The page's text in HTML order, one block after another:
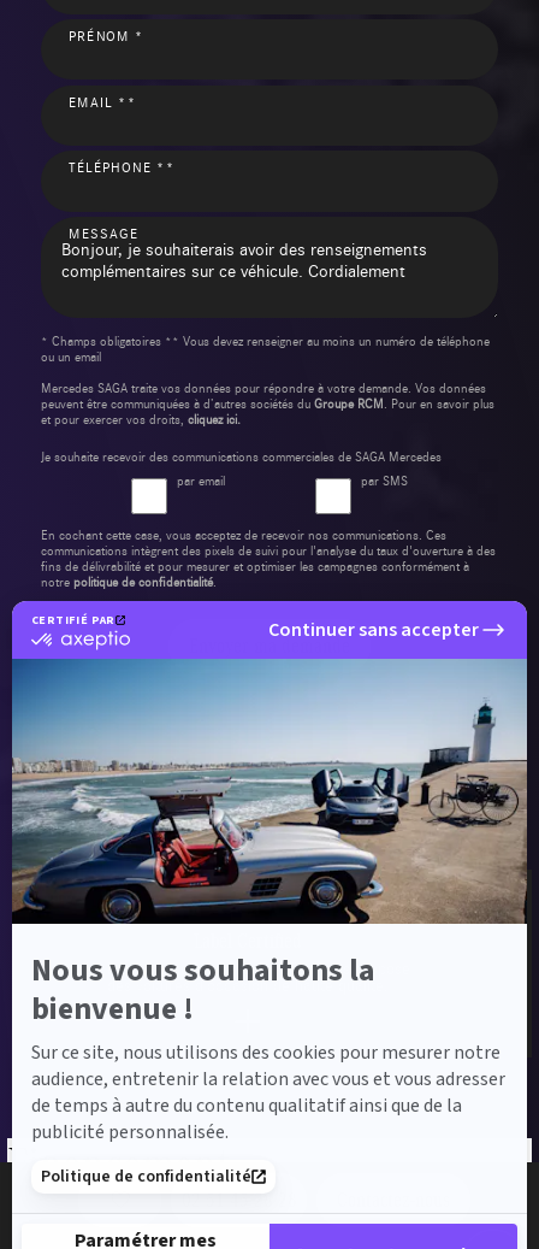
CERTIFIÉ PAR
certifié
sur
Axeptio
Continuer sans accepter
Nous vous souhaitons la
bienvenue !
Sur ce site, nous utilisons des cookies pour mesurer notre
audience, entretenir la relation avec vous et vous adresser
de temps à autre du contenu qualitatif ainsi que de la
publicité personnalisée.
Politique de confidentialité
Paramétrer mes
02 51 45 28 28
PRÉNOM *
EMAIL **
TÉLÉPHONE **
MESSAGE
* Champs obligatoires ** Vous devez renseigner au moins un numéro de téléphone
ou un email
Mercedes SAGA traite vos données pour répondre à votre demande. Vos données
peuvent être communiquées à d’autres sociétés du Groupe RCM . Pour en savoir plus
et pour exercer vos droits, cliquez ici.
Je souhaite recevoir des communications commerciales de SAGA Mercedes
par email
par SMS
En cochant cette case, vous acceptez de recevoir nos communications. Ces
communications intègrent des pixels de suivi pour l'analyse du taux d'ouverture à des
fins de délivrabilité et pour mesurer et optimiser les campagnes conformément à
notre politique de confidentialité.
Envoyer ma demande
Label Certified et Garanties
Le label Mercedes-Benz Certified vous propose
des voitures d’occasion de haute qualité.
Financement